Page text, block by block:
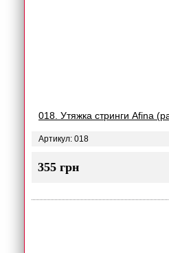
018. Утяжка стринги Afina
Артикул: 018
355 грн